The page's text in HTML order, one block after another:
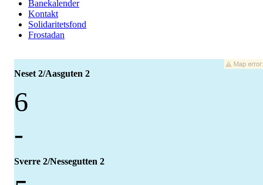
Banekalender
Kontakt
Solidaritetsfond
Frostadan
Neset 2/Aasguten 2
6
-
Sverre 2/Nessegutten 2